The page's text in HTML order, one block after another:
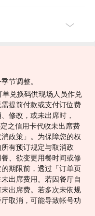
节调整。
兑换码供现场人员作兑
提前付款或支付订位费
修改，或未出席时，
之信用卡代收未出席费
政策」。为保障您的权
有预订规定与取消政
、欲变更用餐时间或修
期限前，透过「订单页
出席费用。若因餐厅自
出席费。若多次未依规
取消，可能导致帐号功